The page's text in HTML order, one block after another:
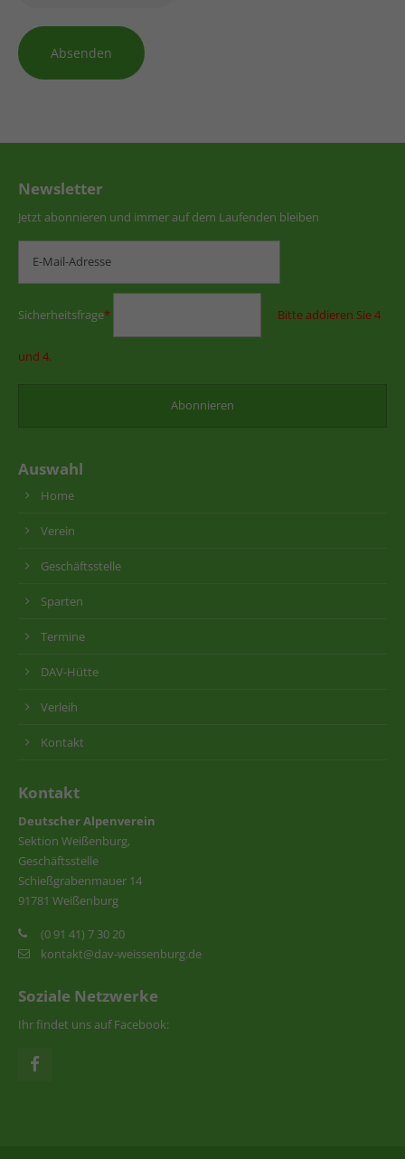
Absenden
Newsletter
Jetzt abonnieren und immer auf dem Laufenden bleiben
Sicherheitsfrage* Bitte addieren Sie 4
und 4.
Auswahl
Home
Verein
Geschäftsstelle
Sparten
Termine
DAV-Hütte
Verleih
Kontakt
Kontakt
Deutscher Alpenverein
Sektion Weißenburg,
Geschäftsstelle
Schießgrabenmauer 14
91781 Weißenburg
(0 91 41) 7 30 20
kontakt@dav-weissenburg.de
Soziale Netzwerke
Ihr findet uns auf Facebook: